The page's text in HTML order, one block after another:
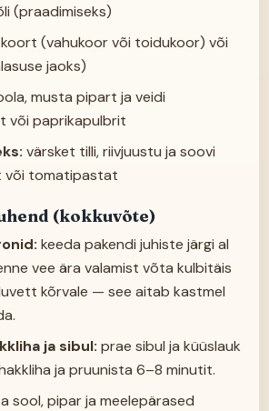
(praadimiseks)
koort (vahukoor või toidukoor) või
jaoks)
musta pipart ja veidi
või paprikapulbrit
värsket tilli, riivjuustu ja soovi
või tomatipastat
(kokkuvõte)
keeda pakendi juhiste järgi al
vee ära valamist võta kulbitäis
kõrvale — see aitab kastmel
ja sibul: prae sibul ja küüslauk
ja pruunista 6–8 minutit.
sool, pipar ja meelepärased